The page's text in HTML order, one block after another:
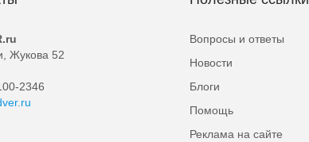
Жукова 52
2346
Вопросы и ответы
Новости
Блоги
Помощь
Реклама на сайте